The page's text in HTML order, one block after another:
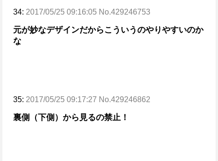
34: 2017/05/25 09:16:05 No.429246753
元が妙なデザインだからこういうのやりやすいのか
な
35: 2017/05/25 09:17:27 No.429246862
裏側（下側）から見るの禁止！